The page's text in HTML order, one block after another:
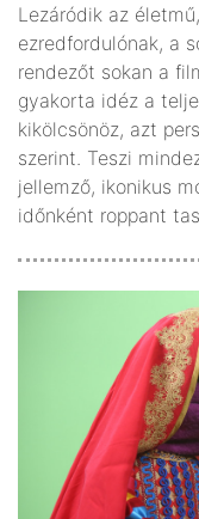
Lezáródik az
ezredfordulónak, a
rendezőt sokan a
gyakorta idéz a
kikölcsönöz, azt
szerint. Teszi
jellemző, ikonikus
időnként roppant